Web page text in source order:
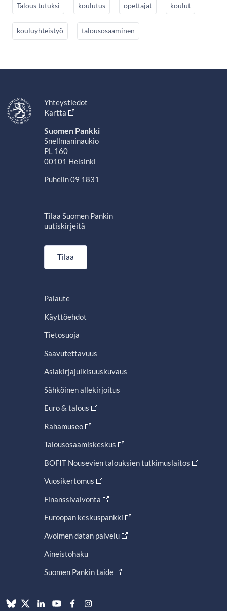
Talous tutuksi koulutus opettajat koulut
kouluyhteistyö talousosaaminen
Yhteystiedot
Kartta
Suomen Pankki
Snellmaninaukio
PL 160
00101 Helsinki
Puhelin 09 1831
Tilaa Suomen Pankin
uutiskirjeitä
Tilaa
Palaute
Käyttöehdot
Tietosuoja
Saavutettavuus
Asiakirjajulkisuuskuvaus
Sähköinen allekirjoitus
Euro & talous
Rahamuseo
Talousosaamiskeskus
BOFIT Nousevien talouksien tutkimuslaitos
Vuosikertomus
Finanssivalvonta
Euroopan keskuspankki
Avoimen datan palvelu
Aineistohaku
Suomen Pankin taide